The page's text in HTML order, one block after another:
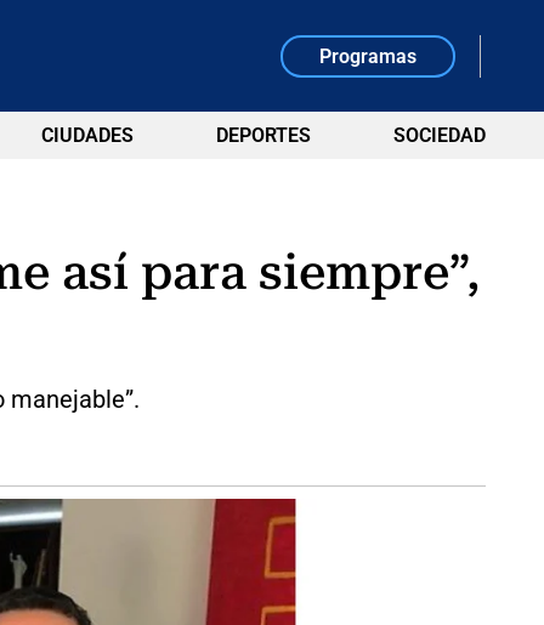
Programas
CIUDADES DEPORTES SOCIEDAD
así para siempre”,